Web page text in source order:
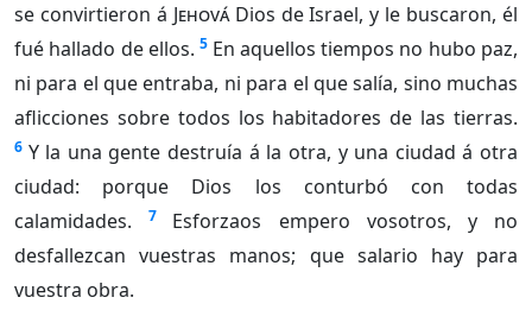
se convirtieron á JehováDios de Israel, y le buscaron, él
fué hallado de ellos. 5 En aquellos tiempos no hubo paz,
ni para el que entraba, ni para el que salía, sino muchas
aflicciones sobre todos los habitadores de las tierras.
6 Y la una gente destruía á la otra, y una ciudad á otra
ciudad: porque Dios los conturbó con todas
calamidades.
7
Esforzaos empero vosotros, y no
desfallezcan vuestras manos; que salario hay para
vuestra obra.